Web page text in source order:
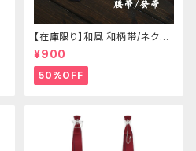
【在庫限り】和風 和柄帯/ネクタ
イ/リボン（狐面/金魚
¥900
50%OFF